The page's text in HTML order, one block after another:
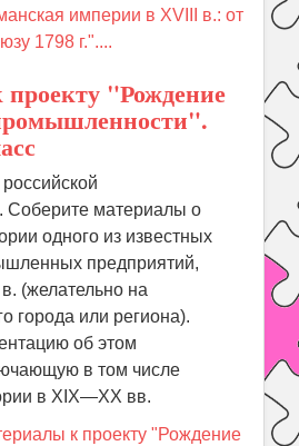
империи в ХVIII в.: от
1798 г."....
"Рождение
Соберите материалы о
одного из известных
предприятий,
(желательно на
города или региона).
об этом
в том числе
в ХIХ—ХХ вв.
к проекту "Рождение